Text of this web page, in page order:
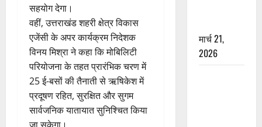
सहयोग देगा।
वहीं, उत्तराखंड शहरी क्षेत्र विकास
एजेंसी के अपर कार्यक्रम निदेशक
विनय मिश्रा ने कहा कि मोबिलिटी
परियोजना के तहत प्रारंभिक चरण में
25 ई-बसों की तैनाती से ऋषिकेश में
प्रदूषण रहित, सुरक्षित और सुगम
सार्वजनिक यातायात सुनिश्चित किया
मार्च 21,
2026